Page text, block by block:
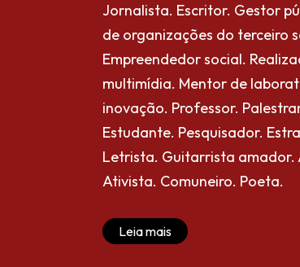
Jornalista. Escritor. Gestor
de organizações do terceiro
Empreendedor social.
multimídia. Mentor de
inovação. Professor.
Estudante. Pesquisador.
Letrista. Guitarrista amador.
Ativista. Comuneiro. Poeta.
Leia mais